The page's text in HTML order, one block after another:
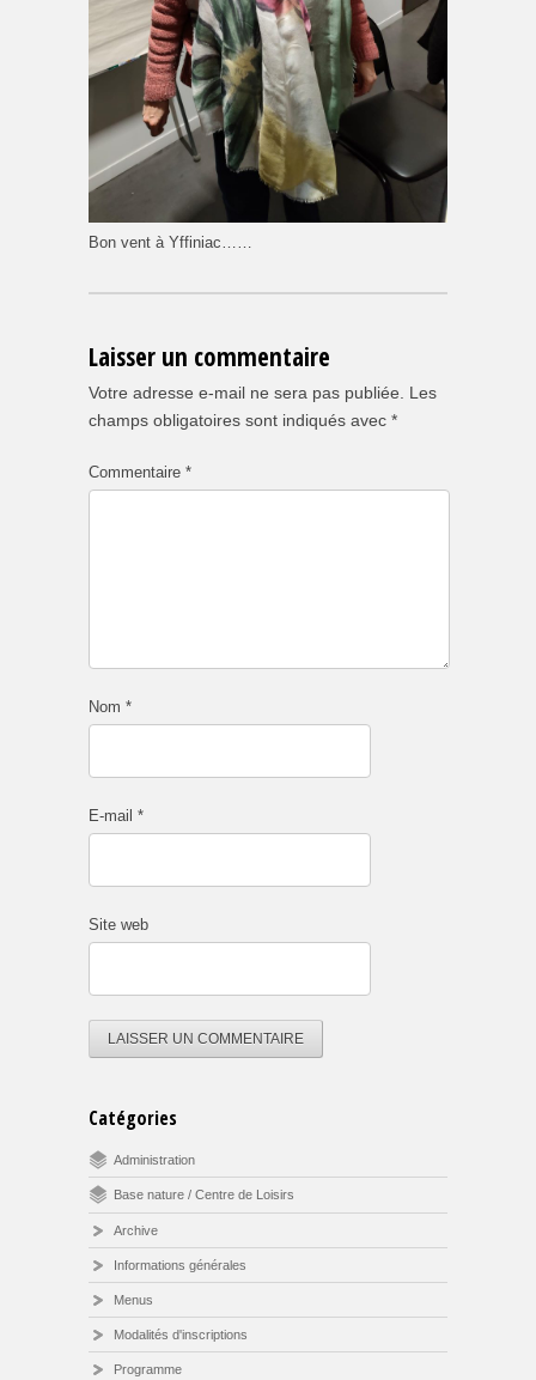
Bon vent à Yffiniac……
Laisser un commentaire
Votre adresse e-mail ne sera pas publiée. Les
champs obligatoires sont indiqués avec *
Commentaire *
Nom *
E-mail *
Site web
Catégories
Administration
Base nature / Centre de Loisirs
Archive
Informations générales
Menus
Modalités d'inscriptions
Programme